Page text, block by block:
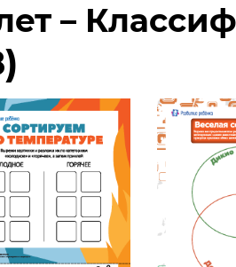
–